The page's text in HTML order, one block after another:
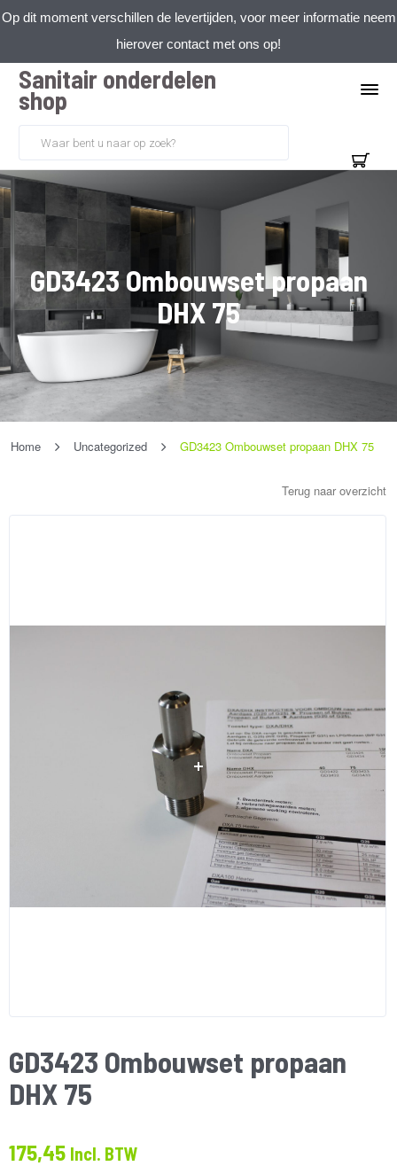
Op dit moment verschillen de levertijden, voor meer informatie neem
hierover contact met ons op!
Sanitair onderdelen
shop
GD3423 Ombouwset propaan
DHX 75
Home Uncategorized GD3423 Ombouwset propaan DHX 75
Terug naar overzicht
GD3423 Ombouwset propaan
DHX 75
175,45 Incl. BTW